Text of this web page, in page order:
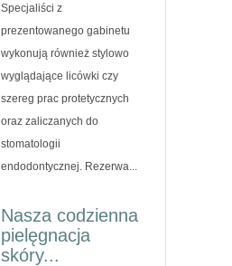
Specjaliści z
prezentowanego gabinetu
wykonują również stylowo
wyglądające licówki czy
szereg prac protetycznych
oraz zaliczanych do
stomatologii
endodontycznej. Rezerwa...
Nasza codzienna
pielęgnacja
skóry...